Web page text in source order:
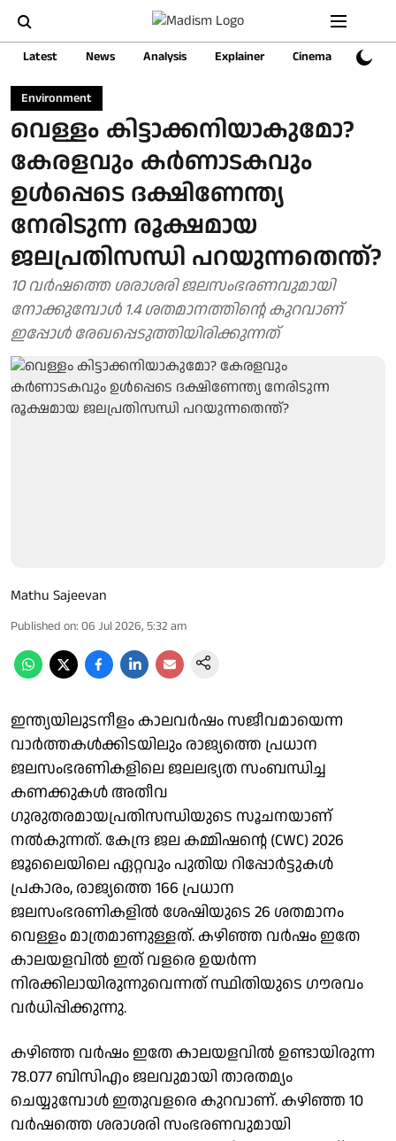
Latest News Analysis Explainer Cinema Sports
Environment
വെള്ളം കിട്ടാക്കനിയാകുമോ?
കേരളവും കര്‍ണാടകവും
ഉള്‍പ്പെടെ ദക്ഷിണേന്ത്യ
നേരിടുന്ന രൂക്ഷമായ
ജലപ്രതിസന്ധി പറയുന്നതെന്ത്?
10 വര്‍ഷത്തെ ശരാശരി ജലസംഭരണവുമായി
നോക്കുമ്പോള്‍ 1.4 ശതമാനത്തിന്റെ കുറവാണ്
ഇപ്പോള്‍ രേഖപ്പെടുത്തിയിരിക്കുന്നത്
Mathu Sajeevan
Published on: 06 Jul 2026, 5:32 am
ഇന്ത്യയിലുടനീളം കാലവര്‍ഷം സജീവമായെന്ന
വാര്‍ത്തകള്‍ക്കിടയിലും രാജ്യത്തെ പ്രധാന
ജലസംഭരണികളിലെ ജലലഭ്യത സംബന്ധിച്ച
കണക്കുകള്‍ അതീവ
ഗുരുതരമായപ്രതിസന്ധിയുടെ സൂചനയാണ്
നല്‍കുന്നത്. കേന്ദ്ര ജല കമ്മിഷന്റെ (CWC) 2026
ജൂലൈയിലെ ഏറ്റവും പുതിയ റിപ്പോര്‍ട്ടുകള്‍
പ്രകാരം, രാജ്യത്തെ 166 പ്രധാന
ജലസംഭരണികളില്‍ ശേഷിയുടെ 26 ശതമാനം
വെള്ളം മാത്രമാണുള്ളത്. കഴിഞ്ഞ വര്‍ഷം ഇതേ
കാലയളവില്‍ ഇത് വളരെ ഉയര്‍ന്ന
നിരക്കിലായിരുന്നുവെന്നത് സ്ഥിതിയുടെ ഗൗരവം
വര്‍ധിപ്പിക്കുന്നു.
കഴിഞ്ഞ വര്‍ഷം ഇതേ കാലയളവില്‍ ഉണ്ടായിരുന്ന
78.077 ബിസിഎം ജലവുമായി താരതമ്യം
ചെയ്യുമ്പോള്‍ ഇതുവളരെ കുറവാണ്. കഴിഞ്ഞ 10
വര്‍ഷത്തെ ശരാശരി സംഭരണവുമായി